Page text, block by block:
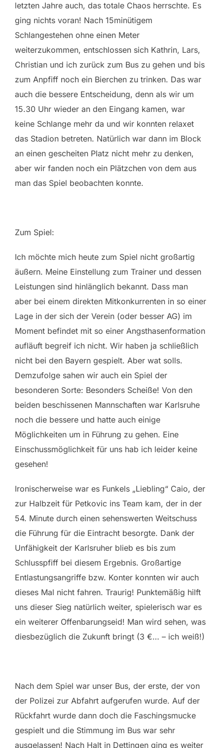
letzten Jahre auch, das totale Chaos herrschte. Es
ging nichts voran! Nach 15minütigem
Schlangestehen ohne einen Meter
weiterzukommen, entschlossen sich Kathrin, Lars,
Christian und ich zurück zum Bus zu gehen und bis
zum Anpfiff noch ein Bierchen zu trinken. Das war
auch die bessere Entscheidung, denn als wir um
15.30 Uhr wieder an den Eingang kamen, war
keine Schlange mehr da und wir konnten relaxet
das Stadion betreten. Natürlich war dann im Block
an einen gescheiten Platz nicht mehr zu denken,
aber wir fanden noch ein Plätzchen von dem aus
man das Spiel beobachten konnte.
Zum Spiel:
Ich möchte mich heute zum Spiel nicht großartig
äußern. Meine Einstellung zum Trainer und dessen
Leistungen sind hinlänglich bekannt. Dass man
aber bei einem direkten Mitkonkurrenten in so einer
Lage in der sich der Verein (oder besser AG) im
Moment befindet mit so einer Angsthasenformation
aufläuft begreif ich nicht. Wir haben ja schließlich
nicht bei den Bayern gespielt. Aber wat solls.
Demzufolge sahen wir auch ein Spiel der
besonderen Sorte: Besonders Scheiße! Von den
beiden beschissenen Mannschaften war Karlsruhe
noch die bessere und hatte auch einige
Möglichkeiten um in Führung zu gehen. Eine
Einschussmöglichkeit für uns hab ich leider keine
gesehen!
Ironischerweise war es Funkels „Liebling“ Caio, der
zur Halbzeit für Petkovic ins Team kam, der in der
54. Minute durch einen sehenswerten Weitschuss
die Führung für die Eintracht besorgte. Dank der
Unfähigkeit der Karlsruher blieb es bis zum
Schlusspfiff bei diesem Ergebnis. Großartige
Entlastungsangriffe bzw. Konter konnten wir auch
dieses Mal nicht fahren. Traurig! Punktemäßig hilft
uns dieser Sieg natürlich weiter, spielerisch war es
ein weiterer Offenbarungseid! Man wird sehen, was
diesbezüglich die Zukunft bringt (3 €… – ich weiß!)
Nach dem Spiel war unser Bus, der erste, der von
der Polizei zur Abfahrt aufgerufen wurde. Auf der
Rückfahrt wurde dann doch die Faschingsmucke
gespielt und die Stimmung im Bus war sehr
ausgelassen! Nach Halt in Dettingen ging es weiter